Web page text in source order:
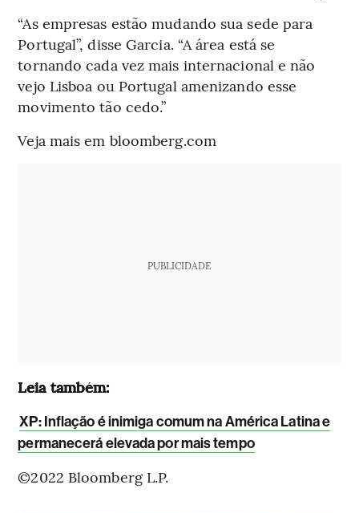
“As empresas estão mudando sua sede para
Portugal”, disse Garcia. “A área está se
tornando cada vez mais internacional e não
vejo Lisboa ou Portugal amenizando esse
movimento tão cedo.”
Veja mais em bloomberg.com
PUBLICIDADE
Leia também:
XP: Inflação é inimiga comum na América Latina e
permanecerá elevada por mais tempo
©2022 Bloomberg L.P.